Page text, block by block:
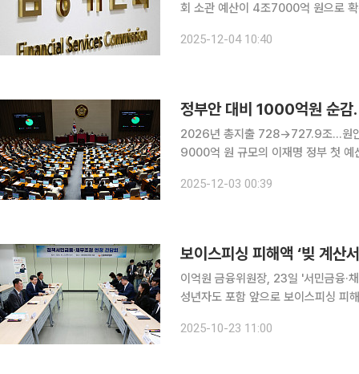
회 소관 예산이 4조7000억 원으로 확정됐다. 금융위원회는 국민성장펀드 등 미
2025-12-04 10:40
정부안 대비 1000억원 순
2026년 총지출 728→727.9조…원안
9000억 원 규모의 이재명 정부 첫 예
회는 이날 밤 본회의에서 '2026년도
2025-12-03 00:39
보이스피싱 피해액 ‘빚 계산
이억원 금융위원장, 23일 '서민금융·
성년자도 포함 앞으로 보이스피싱 피해액은 '빚'에서 빠진다. 신용회복위원회의 '청산형 채무조정'
서울 중구 서민금융통합지원센터에서
2025-10-23 11:00